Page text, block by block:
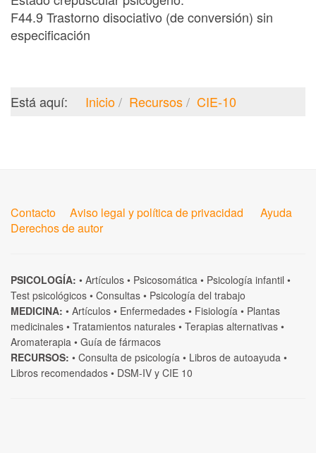
F44.9 Trastorno disociativo (de conversión) sin
especificación
Está aquí: Inicio Recursos CIE-10
Contacto Aviso legal y política de privacidad
Ayuda
Derechos de autor
PSICOLOGÍA: • Artículos • Psicosomática • Psicología infantil •
Test psicológicos • Consultas • Psicología del trabajo
MEDICINA: • Artículos • Enfermedades • Fisiología • Plantas
medicinales • Tratamientos naturales • Terapias alternativas •
Aromaterapia • Guía de fármacos
RECURSOS: • Consulta de psicología • Libros de autoayuda •
Libros recomendados • DSM-IV y CIE 10